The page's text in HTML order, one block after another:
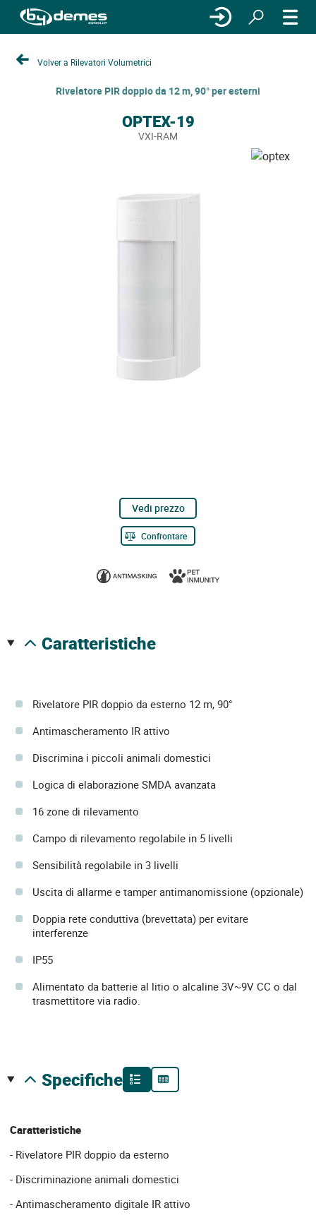
Volver a Rilevatori Volumetrici
Rivelatore PIR doppio da 12 m, 90° per esterni
OPTEX-19
VXI-RAM
Vedi prezzo
Confrontare
caratteristiche
Rivelatore PIR doppio da esterno 12 m, 90°
Antimascheramento IR attivo
Discrimina i piccoli animali domestici
Logica di elaborazione SMDA avanzata
16 zone di rilevamento
Campo di rilevamento regolabile in 5 livelli
Sensibilità regolabile in 3 livelli
Uscita di allarme e tamper antimanomissione (opzionale)
Doppia rete conduttiva (brevettata) per evitare
interferenze
IP55
Alimentato da batterie al litio o alcaline 3V~9V CC o dal
trasmettitore via radio.
specifiche
Caratteristiche
- Rivelatore PIR doppio da esterno
- Discriminazione animali domestici
- Antimascheramento digitale IR attivo